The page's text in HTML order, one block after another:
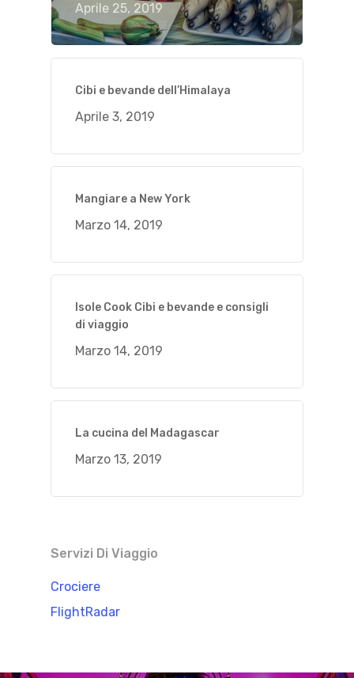
Aprile 25, 2019
Cibi e bevande dell’Himalaya
Aprile 3, 2019
Mangiare a New York
Marzo 14, 2019
Isole Cook Cibi e bevande e consigli
di viaggio
Marzo 14, 2019
La cucina del Madagascar
Marzo 13, 2019
Servizi Di Viaggio
Crociere
FlightRadar